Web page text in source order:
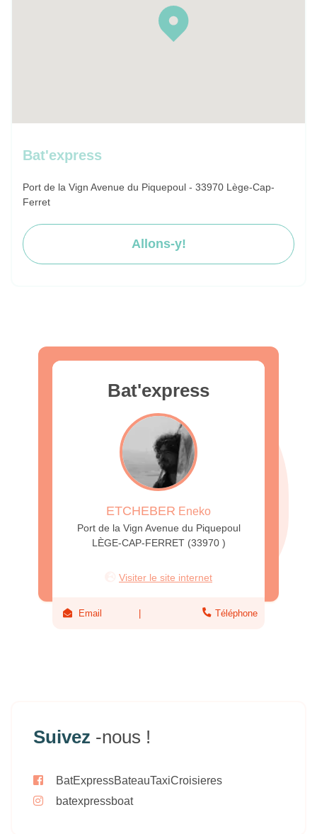
Bat'express
Port de la Vign Avenue du Piquepoul - 33970 Lège-Cap-
Ferret
Allons-y!
Bat'express
ETCHEBER Eneko
Port de la Vign Avenue du Piquepoul
LÈGE-CAP-FERRET (33970 )
Visiter le site internet
Email Téléphone
Suivez -nous !
BatExpressBateauTaxiCroisieres
batexpressboat